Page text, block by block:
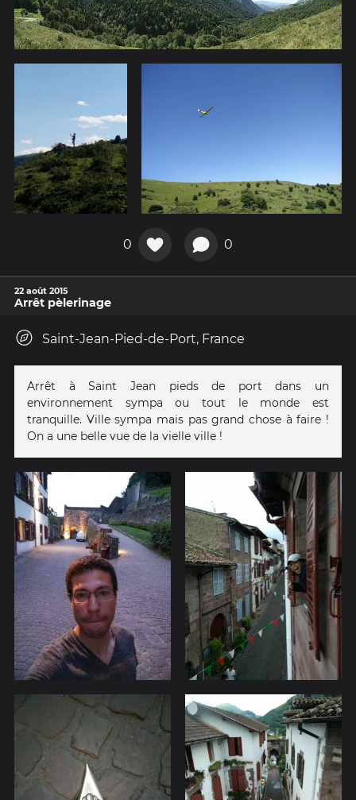
0 0
22 août 2015
Arrêt pèlerinage
Saint-Jean-Pied-de-Port, France
Arrêt à Saint Jean pieds de port dans un
environnement sympa ou tout le monde est
tranquille. Ville sympa mais pas grand chose à faire !
On a une belle vue de la vielle ville !